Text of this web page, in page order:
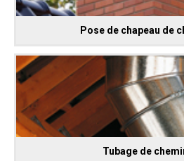
Pose de chapeau de
Tubage de